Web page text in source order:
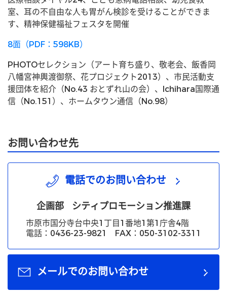
室、耳の不自由な人も胃がん検診を受けることができま
す、精神保健福祉フェスタを開催
8面（PDF：598KB）
PHOTOセレクション（アート育ち盛り、敬老会、飯香岡
八幡宮神輿渡御祭、花プロジェクト2013）、市民活動支
援団体を紹介（No.43 おとずれ山の会）、Ichihara国際通
信（No.151）、ホームタウン通信（No.98）
お問い合わせ先
電話でのお問い合わせ
企画部 シティプロモーション推進課
市原市国分寺台中央1丁目1番地1第1庁舎4階
電話：0436-23-9821 FAX：050-3102-3311
メールでのお問い合わせ